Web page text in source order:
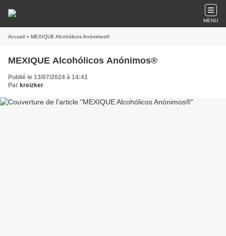
MENU
Accueil » MEXIQUE Alcohólicos Anónimos®
MEXIQUE Alcohólicos Anónimos®
Publié le 13/07/2024 à 14:41
Par kreizker